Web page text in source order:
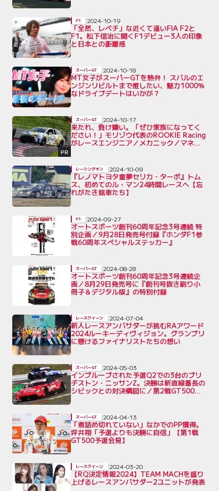
「全然、レベチ」な近くて遠いFIA F2と
F1。松下信治に聞くF1デビュー3人の印象
と日本との距離感
F1 2024-10-19
MT女子がスーパーGTを熱弁！ スバルのエ
ンジンリビルトまで推したい、魅力1000％
なドライブデートはいかが？
スーパーGT 2024-10-18
PR
来たれ、負け嫌い。「ぜひ家族になってく
ださい！」モリゾウ代表のROOKIE Racing
がレースエンジニア／メカニック／マネー
スーパーGT 2024-10-17
『レノマトヨタ童夢セリカ・ターボ』トム
ス、初めてのル・マン24時間レースへ【忘
れがたき銘車たち】
レーシングオン 2024-10-09
オートスポーツ創刊60周年記念3号連続 特
別企画／9月28日発売号付録『ホンダF1参
戦60周年スペシャルステッカー』
F1 2024-09-27
オートスポーツ創刊60周年記念3号連続企
画／8月29日発売号に『創刊号抜き刷り小
冊子＆デジタル版』の特別付録
スーパーGT 2024-08-28
新人レースアンバサダーが挑むRAアワード
2024ルーキーディヴィジョン。グランプリ
に懸けるファイナリストたちの想い
レースクイーン 2024-07-04
インプルーブされた予選Q2での3台のブリ
ヂストン・ニッサンZ。決勝は新直線番長の
シビックとの対決構図に／第2戦GT500予
スーパーGT 2024-05-03
「煮詰め切れていない」なかでのPP獲得。
坪井翔「予選よりも決勝に自信」【第1戦
GT500予選会見】
スーパーGT 2024-04-13
【RQ決定情報2024】TEAM MACHを盛り
上げるレースアンバサダー2ユニットが発表
レースクイーン 2024-03-20